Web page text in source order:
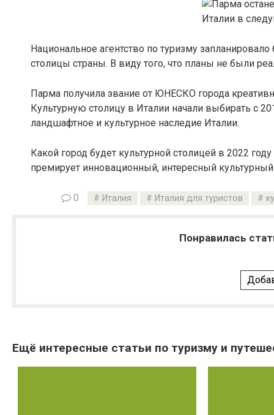
Национальное агентство по туризму
столицы страны. В виду того, что планы не были
Парма получила звание от ЮНЕСКО города
Культурную столицу в Италии начали выбирать с
ландшафтное и культурное наследие Италии.
Какой город будет культурной столицей в 2022 году
премирует инновационный, интересный
0 Италия Италия для туристов
Понравилась
Ещё интересные статьи по туризму и